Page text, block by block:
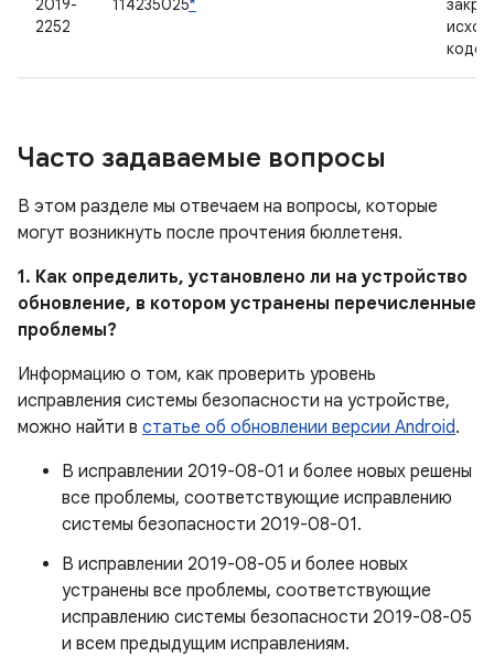
2019-
2252
114235025*
кодом
Часто задаваемые вопросы
В этом разделе мы отвечаем на вопросы, которые
могут возникнуть после прочтения бюллетеня.
1. Как определить, установлено ли на устройство
обновление, в котором устранены перечисленные
проблемы?
Информацию о том, как проверить уровень
исправления системы безопасности на устройстве,
можно найти в статье об обновлении версии Android.
В исправлении 2019-08-01 и более новых решены
все проблемы, соответствующие исправлению
системы безопасности 2019-08-01.
В исправлении 2019-08-05 и более новых
устранены все проблемы, соответствующие
исправлению системы безопасности 2019-08-05
и всем предыдущим исправлениям.